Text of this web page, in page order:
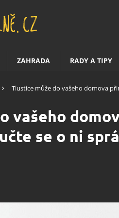
ZAHRADA RADY A TIPY
Tlustice může do vašeho domova
vašeho
se o ni